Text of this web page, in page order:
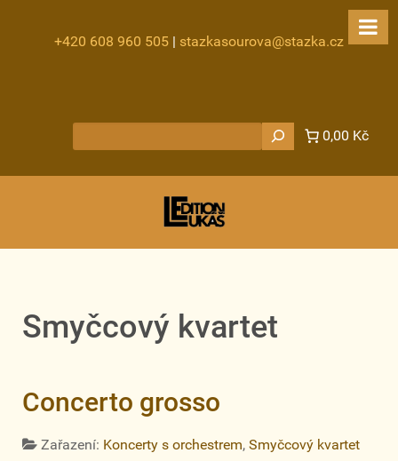
+420 608 960 505 | stazkasourova@stazka.cz
0,00 Kč
Smyčcový kvartet
Concerto grosso
Zařazení: Koncerty s orchestrem, Smyčcový kvartet